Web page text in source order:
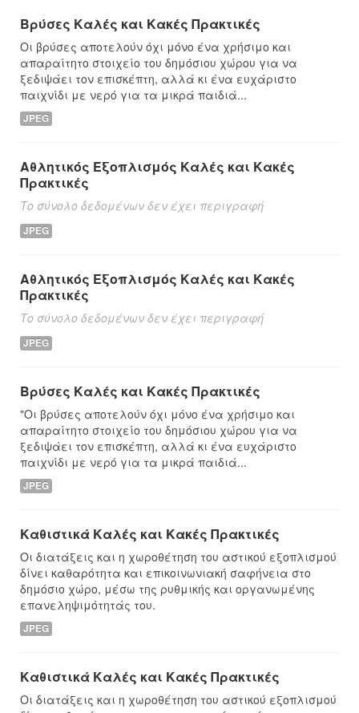
Βρύσες Καλές και Κακές Πρακτικές
Οι βρύσες αποτελούν όχι μόνο ένα χρήσιμο και
απαραίτητο στοιχείο του δημόσιου χώρου για να
ξεδιψάει τον επισκέπτη, αλλά κι ένα ευχάριστο
παιχνίδι με νερό για τα μικρά παιδιά...
JPEG
Αθλητικός Εξοπλισμός Καλές και Κακές
Πρακτικές
Το σύνολο δεδομένων δεν έχει περιγραφή
JPEG
Αθλητικός Εξοπλισμός Καλές και Κακές
Πρακτικές
Το σύνολο δεδομένων δεν έχει περιγραφή
JPEG
Βρύσες Καλές και Κακές Πρακτικές
"Οι βρύσες αποτελούν όχι μόνο ένα χρήσιμο και
απαραίτητο στοιχείο του δημόσιου χώρου για να
ξεδιψάει τον επισκέπτη, αλλά κι ένα ευχάριστο
παιχνίδι με νερό για τα μικρά παιδιά...
JPEG
Καθιστικά Καλές και Κακές Πρακτικές
Οι διατάξεις και η χωροθέτηση του αστικού εξοπλισμού
δίνει καθαρότητα και επικοινωνιακή σαφήνεια στο
δημόσιο χώρο, μέσω της ρυθμικής και οργανωμένης
επανεληψιμότητάς του.
JPEG
Καθιστικά Καλές και Κακές Πρακτικές
Οι διατάξεις και η χωροθέτηση του αστικού εξοπλισμού